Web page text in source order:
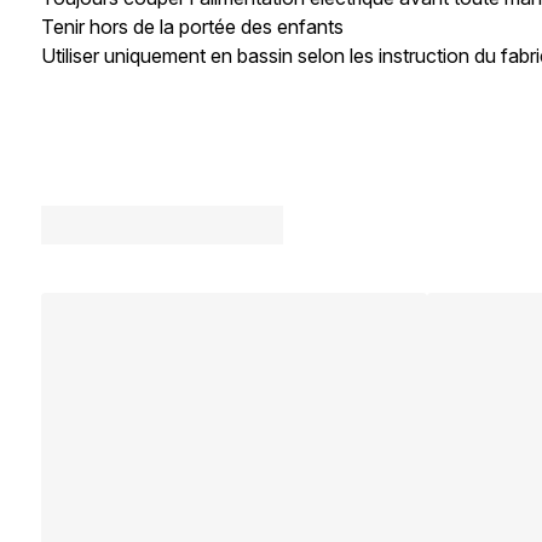
Tenir hors de la portée des enfants
Utiliser uniquement en bassin selon les instruction du